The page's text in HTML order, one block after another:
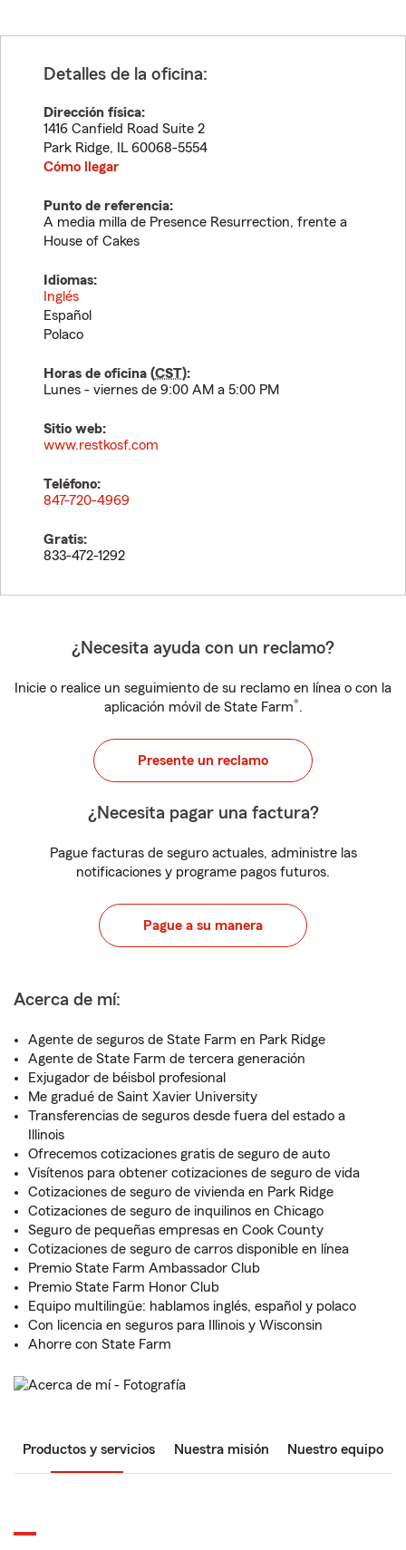
Detalles de la oficina:
Dirección física:
1416 Canfield Road Suite 2
Park Ridge, IL 60068-5554
Cómo llegar
Punto de referencia:
A media milla de Presence Resurrection, frente a
House of Cakes
Idiomas:
Inglés
Español
Polaco
Horas de oficina (CST):
Lunes - viernes de 9:00 AM a 5:00 PM
Sitio web:
www.restkosf.com
Teléfono:
847-720-4969
Gratis:
833-472-1292
¿Necesita ayuda con un reclamo?
Inicie o realice un seguimiento de su reclamo en línea o con la
aplicación móvil de State Farm®.
Presente un reclamo
¿Necesita pagar una factura?
Pague facturas de seguro actuales, administre las
notificaciones y programe pagos futuros.
Pague a su manera
Acerca de mí:
Agente de seguros de State Farm en Park Ridge
Agente de State Farm de tercera generación
Exjugador de béisbol profesional
Me gradué de Saint Xavier University
Transferencias de seguros desde fuera del estado a
Illinois
Ofrecemos cotizaciones gratis de seguro de auto
Visítenos para obtener cotizaciones de seguro de vida
Cotizaciones de seguro de vivienda en Park Ridge
Cotizaciones de seguro de inquilinos en Chicago
Seguro de pequeñas empresas en Cook County
Cotizaciones de seguro de carros disponible en línea
Premio State Farm Ambassador Club
Premio State Farm Honor Club
Equipo multilingüe: hablamos inglés, español y polaco
Con licencia en seguros para Illinois y Wisconsin
Ahorre con State Farm
Productos y servicios Nuestra misión Nuestro equipo